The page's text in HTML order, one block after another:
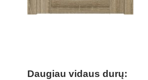
Daugiau vidaus durų: